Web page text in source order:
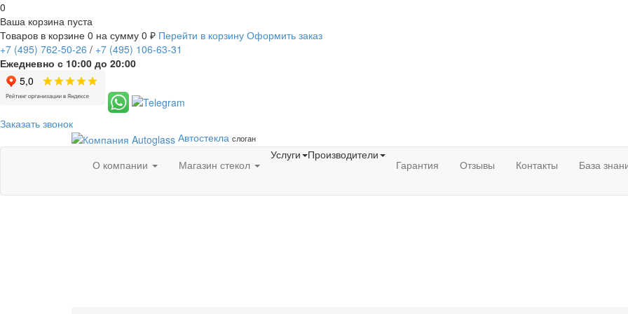
0
Ваша корзина пуста
Товаров в корзине 0 на сумму 0 ₽ Перейти в корзину Оформить заказ
+7 (495) 762-50-26 / +7 (495) 106-63-31
Ежедневно с 10:00 до 20:00
Заказать звонок
Автостекла слоган
О компании Магазин стекол
Услуги Производители
Гарантия Отзывы Контакты База